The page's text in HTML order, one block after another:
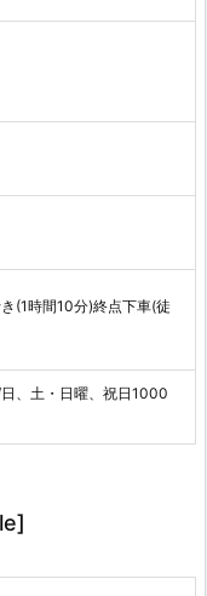
(1時間10分)終点下車(徒
、土・日曜、祝日1000